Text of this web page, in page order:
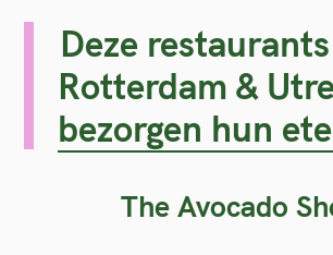
Deze
Rotterdam &
bezorgen hun
The Avocado